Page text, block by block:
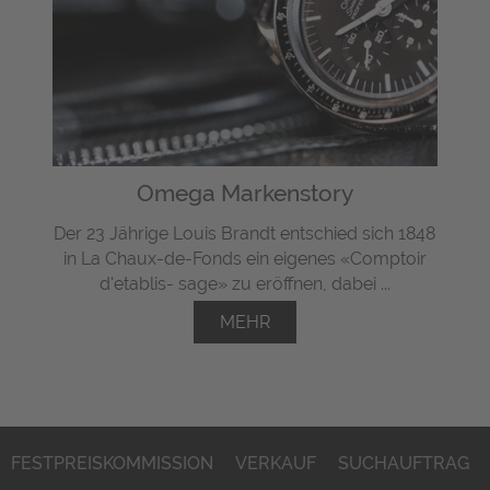
Omega Markenstory
Der 23 Jährige Louis Brandt entschied sich 1848
in La Chaux-de-Fonds ein eigenes «Comptoir
d'etablis- sage» zu eröffnen, dabei ...
MEHR
FESTPREISKOMMISSION VERKAUF SUCHAUFTRAG